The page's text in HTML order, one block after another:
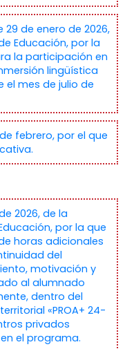
29 de enero de 2026,
Educación, por la
la participación en
lingüística
el mes de julio de
febrero, por el que
2026, de la
por la que
horas adicionales
del
motivación y
al alumnado
dentro del
«PROA+ 24-
privados
el programa.